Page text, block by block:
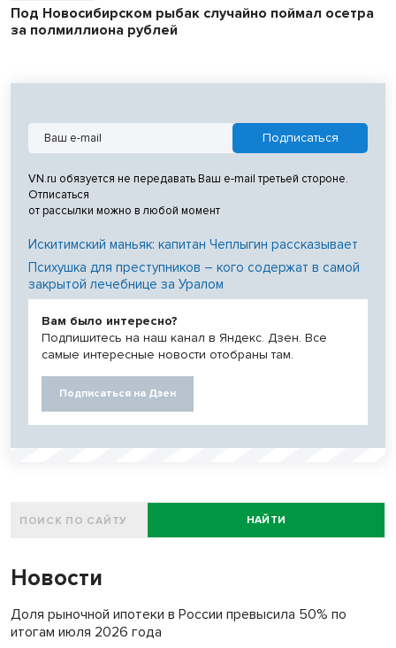
Под Новосибирском рыбак случайно поймал осетра
за полмиллиона рублей
VN.ru обязуется не передавать Ваш e-mail третьей стороне.
Отписаться
от рассылки можно в любой момент
Искитимский маньяк: капитан Чеплыгин рассказывает
Психушка для преступников – кого содержат в самой
закрытой лечебнице за Уралом
Вам было интересно?
Подпишитесь на наш канал в Яндекс. Дзен. Все
самые интересные новости отобраны там.
Подписаться на Дзен
НАЙТИ
Новости
Доля рыночной ипотеки в России превысила 50% по
итогам июля 2026 года